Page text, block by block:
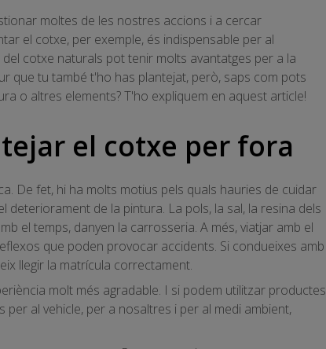
moltes de les nostres accions i a cercar
el cotxe, per exemple, és indispensable per al
cotxe naturals pot tenir molts avantatges per a la
que tu també t'ho has plantejat, però, saps com pots
o altres elements? T'ho expliquem en aquest article!
el cotxe per fora
De fet, hi ha molts motius pels quals hauries de cuidar
de la pintura. La pols, la sal, la resina dels
el temps, danyen la carrosseria. A més, viatjar amb el
que poden provocar accidents. Si condueixes amb
llegir la matrícula correctament.
molt més agradable. I si podem utilitzar productes
al vehicle, per a nosaltres i per al medi ambient,